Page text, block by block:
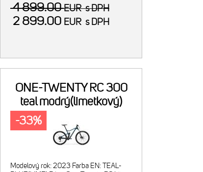
4 899.00EURs DPH
2 899.00 EUR s DPH
ONE-TWENTY RC 300
teal modrý(limetkový)
Modelový rok: 2023 Farba EN: TEAL-
-33%